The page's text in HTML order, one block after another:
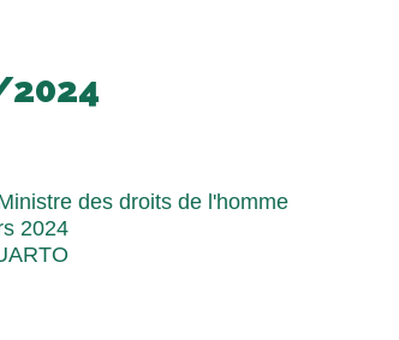
2024
des droits de l'homme
2024